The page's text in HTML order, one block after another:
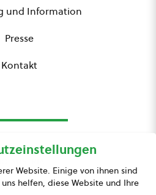
und Information
Presse
Kontakt
Presse
Website. Einige von ihnen sind
helfen, diese Website und Ihre